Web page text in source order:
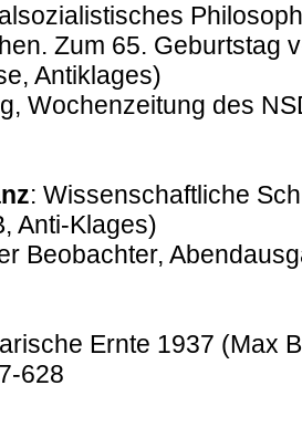
Zum 65. Geburtstag
Antiklages)
Wochenzeitung des
: Wissenschaftliche
Anti-Klages)
Beobachter,
Ernte 1937 (Max
628